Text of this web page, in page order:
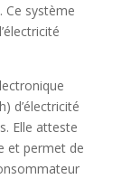
Ce système
d’électricité
Elle atteste
et permet de